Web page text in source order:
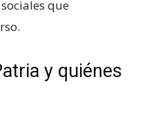
que
y quiénes